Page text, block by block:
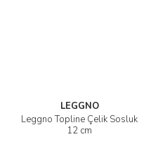
LEGGNO
Leggno Topline Çelik Sosluk
12 cm